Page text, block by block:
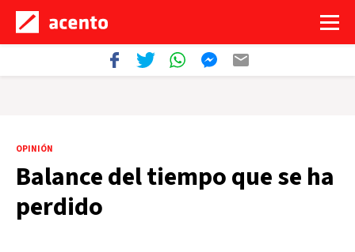
OPINIÓN
Balance del tiempo que se ha
perdido